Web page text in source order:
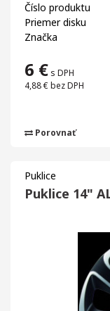
Číslo produktu
Priemer disku
Značka
6 € s DPH
4,88 € bez DPH
Porovnať
Puklice
Puklice 14"